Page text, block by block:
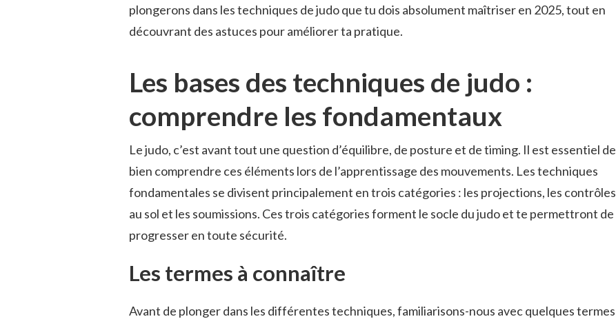
plongerons dans les techniques de judo que tu dois absolument maîtriser en 2025, tout en
découvrant des astuces pour améliorer ta pratique.
Les bases des techniques de judo :
comprendre les fondamentaux
Le judo, c’est avant tout une question d’équilibre, de posture et de timing. Il est essentiel de
bien comprendre ces éléments lors de l’apprentissage des mouvements. Les techniques
fondamentales se divisent principalement en trois catégories : les projections, les contrôles
au sol et les soumissions. Ces trois catégories forment le socle du judo et te permettront de
progresser en toute sécurité.
Les termes à connaître
Avant de plonger dans les différentes techniques, familiarisons-nous avec quelques termes